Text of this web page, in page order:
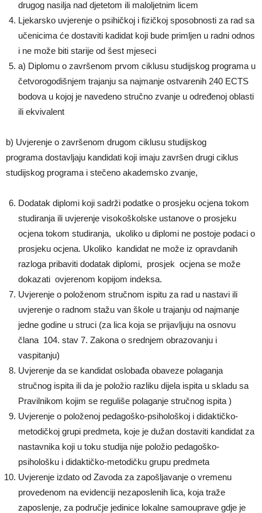
drugog nasilja nad djetetom ili maloljetnim licem
Ljekarsko uvjerenje o psihičkoj i fizičkoj sposobnosti za rad sa
učenicima će dostaviti kadidat koji bude primljen u radni odnos
i ne može biti starije od šest mjeseci
a) Diplomu o završenom prvom ciklusu studijskog programa u
četvorogodišnjem trajanju sa najmanje ostvarenih 240 EC­TS
bodova u kojoj je navedeno stručno zvanje u određenoj oblasti
ili ekvivalent
b) Uvjerenje o završenom drugom ciklusu studijskog
programa dostavljaju kandidati koji imaju završen drugi ciklus
studijskog programa i stečeno akademsko zvanje,
Dodatak diplomi koji sadrži podatke o prosjeku ocjena tokom
studiranja ili uvjerenje visokoškolske ustanove o prosjeku
ocjena tokom studiranja, ukoliko u diplomi ne postoje podaci o
prosjeku ocjena. Ukoliko kandidat ne može iz opravdanih
razloga pribaviti dodatak diplomi, prosjek ocjena se može
dokazati ovjerenom kopijom indeksa.
Uvjerenje o položenom stručnom ispitu za rad u nastavi ili
uvjerenje o radnom stažu van škole u trajanju od najmanje
jedne godine u struci (za lica koja se prijavljuju na osnovu
člana 104. stav 7. Zakona o srednjem obrazovanju i
vaspitanju)
Uvjerenje da se kandidat oslobađa obaveze polaganja
stručnog ispita ili da je položio razliku dijela ispita u skladu sa
Pravilnikom kojim se reguliše polaganje stručnog ispita )
Uvjerenje o položenoj pedagoško-psihološkoj i didaktičko-
metodičkoj grupi predmeta, koje je dužan dostaviti kandidat za
nastavnika koji u toku studija nije položio pedagoško-
psihološku i didaktičko-metodičku grupu predmeta
Uvjerenje izdato od Zavoda za zapošljavanje o vremenu
provedenom na evidenciji nezaposlenih lica, koja traže
zaposlenje, za područje jedinice lokalne samouprave gdje je